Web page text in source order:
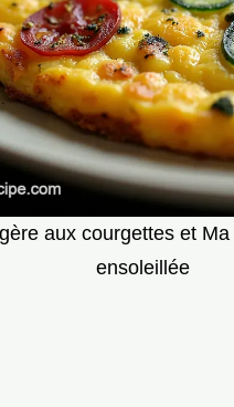
aux courgettes et
ensoleillée